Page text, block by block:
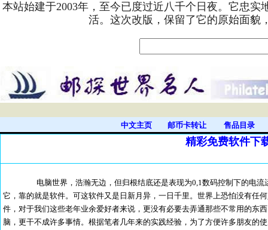
本站始建于2003年，至今已度过近八千个日夜。它忠
活。这次改版，保留了它的原始面貌
中文主页 邮币卡转让 售品目录
精彩免费软件下
电脑世界，浩瀚无边，但归根结底还是表现为0,1数码控制下的电流运
它，靠的就是软件。可这软件又是日新月异，一日千里。世界上恐怕没有任
件，对于我们这些老年业余爱好者来说，更没有必要去弄通那些不常用的东
脑，更干不成许多事情。根据笔者几年来的实践经验，为了方便许多朋友的